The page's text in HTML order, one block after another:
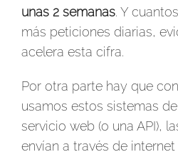
unas 2 semanas. Y
más peticiones diarias,
acelera esta cifra.
Por otra parte hay que
usamos estos sistemas
servicio web (o una API),
envían a través de